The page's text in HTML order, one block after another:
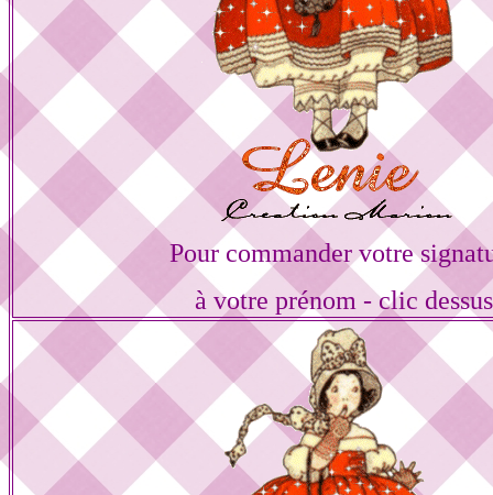
Pour commander votre
à votre prénom - clic dessus